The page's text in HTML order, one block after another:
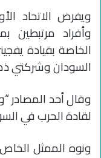
ويفرض الاتحاد
وأفراد مرتبطين
الخاصة بقيادة
السودان وشركتي
وقال أحد المصادر
لقادة الحرب في
ونوه الممثل